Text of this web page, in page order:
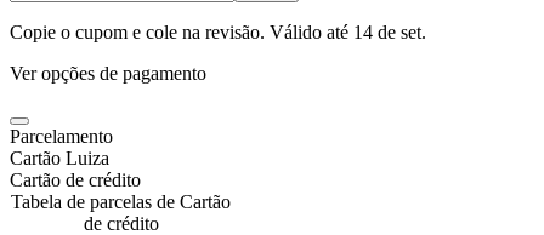
Copie o cupom e cole na revisão. Válido até 14 de set.
Ver opções de pagamento
Parcelamento
Cartão Luiza
Cartão de crédito
Tabela de parcelas de Cartão
de crédito